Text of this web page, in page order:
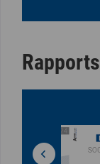
Rapports